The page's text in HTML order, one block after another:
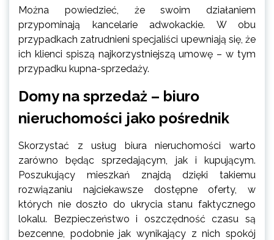
Można powiedzieć, że swoim działaniem
przypominają kancelarie adwokackie. W obu
przypadkach zatrudnieni specjaliści upewniają się, że
ich klienci spiszą najkorzystniejszą umowę – w tym
przypadku kupna-sprzedaży.
Domy na sprzedaż – biuro
nieruchomości jako pośrednik
Skorzystać z usług biura nieruchomości warto
zarówno będąc sprzedającym, jak i kupującym.
Poszukujący mieszkań znajdą dzięki takiemu
rozwiązaniu najciekawsze dostępne oferty, w
których nie doszło do ukrycia stanu faktycznego
lokalu. Bezpieczeństwo i oszczędność czasu są
bezcenne, podobnie jak wynikający z nich spokój